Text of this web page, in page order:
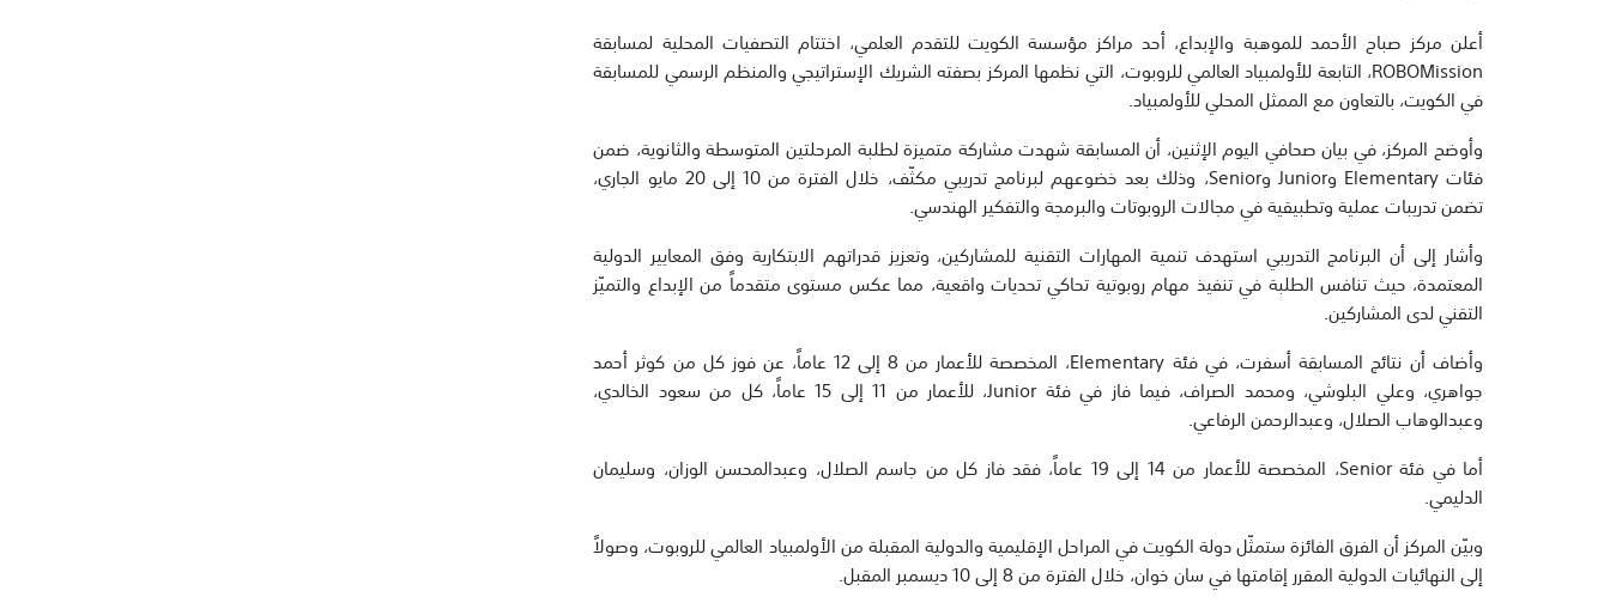
أعلن مركز صباح الأحمد للموهبة والإبداع، أحد مراكز مؤسسة الكويت للتقدم العلمي، اختتام التصفيات المحلية لمسابقة
ROBOMission، التابعة للأولمبياد العالمي للروبوت، التي نظمها المركز بصفته الشريك الإستراتيجي والمنظم الرسمي للمسابقة
في الكويت، بالتعاون مع الممثل المحلي للأولمبياد.
وأوضح المركز، في بيان صحافي اليوم الإثنين، أن المسابقة شهدت مشاركة متميزة لطلبة المرحلتين المتوسطة والثانوية، ضمن
فئات Elementary وJunior وSenior، وذلك بعد خضوعهم لبرنامج تدريبي مكثّف، خلال الفترة من 10 إلى 20 مايو الجاري،
تضمن تدريبات عملية وتطبيقية في مجالات الروبوتات والبرمجة والتفكير الهندسي.
وأشار إلى أن البرنامج التدريبي استهدف تنمية المهارات التقنية للمشاركين، وتعزيز قدراتهم الابتكارية وفق المعايير الدولية
المعتمدة، حيث تنافس الطلبة في تنفيذ مهام روبوتية تحاكي تحديات واقعية، مما عكس مستوى متقدماً من الإبداع والتميّز
التقني لدى المشاركين.
وأضاف أن نتائج المسابقة أسفرت، في فئة Elementary، المخصصة للأعمار من 8 إلى 12 عاماً، عن فوز كل من كوثر أحمد
جواهري، وعلي البلوشي، ومحمد الصراف، فيما فاز في فئة Junior، للأعمار من 11 إلى 15 عاماً، كل من سعود الخالدي،
وعبدالوهاب الصلال، وعبدالرحمن الرفاعي.
أما في فئة Senior، المخصصة للأعمار من 14 إلى 19 عاماً، فقد فاز كل من جاسم الصلال، وعبدالمحسن الوزان، وسليمان
الدليمي.
وبيّن المركز أن الفرق الفائزة ستمثّل دولة الكويت في المراحل الإقليمية والدولية المقبلة من الأولمبياد العالمي للروبوت، وصولاً
إلى النهائيات الدولية المقرر إقامتها في سان خوان، خلال الفترة من 8 إلى 10 ديسمبر المقبل.